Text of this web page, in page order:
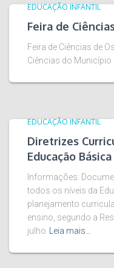
EDUCAÇÃO INFANTIL
Feira de
Feira de Ciências de
Ciências do Município
EDUCAÇÃO INFANTIL
Diretrizes
Educação Básica
Informações:
todos os níveis da
planejamento
ensino, segundo a
julho
Leia mais…